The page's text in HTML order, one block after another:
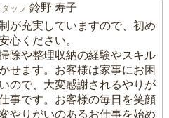
ッフ 鈴野 寿子
が充実していますので、初め
心ください。
除や整理収納の経験やスキル
せます。お客様は家事にお困
ので、大変感謝されるやりが
事です。お客様の毎日を笑顔
やりがいのあるお仕事を始め